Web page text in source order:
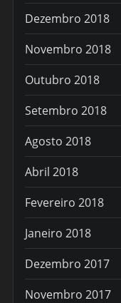
Dezembro 2018
Novembro 2018
Outubro 2018
Setembro 2018
Agosto 2018
Abril 2018
Fevereiro 2018
Janeiro 2018
Dezembro 2017
Novembro 2017